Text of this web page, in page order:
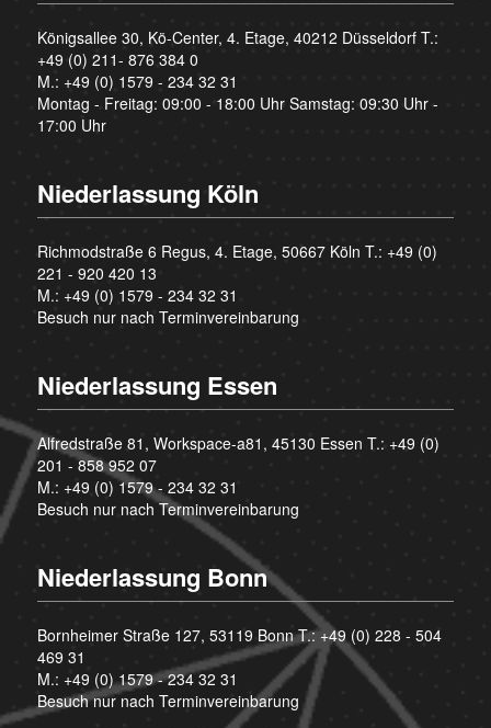
Königsallee 30, Kö-Center, 4. Etage, 40212 Düsseldorf T.:
+49 (0) 211- 876 384 0
M.: +49 (0) 1579 - 234 32 31
Montag - Freitag: 09:00 - 18:00 Uhr Samstag: 09:30 Uhr -
17:00 Uhr
Niederlassung Köln
Richmodstraße 6 Regus, 4. Etage, 50667 Köln T.: +49 (0)
221 - 920 420 13
M.: +49 (0) 1579 - 234 32 31
Besuch nur nach Terminvereinbarung
Niederlassung Essen
Alfredstraße 81, Workspace-a81, 45130 Essen T.: +49 (0)
201 - 858 952 07
M.: +49 (0) 1579 - 234 32 31
Besuch nur nach Terminvereinbarung
Niederlassung Bonn
Bornheimer Straße 127, 53119 Bonn T.:+49 (0) 228 - 504
469 31
M.: +49 (0) 1579 - 234 32 31
Besuch nur nach Terminvereinbarung